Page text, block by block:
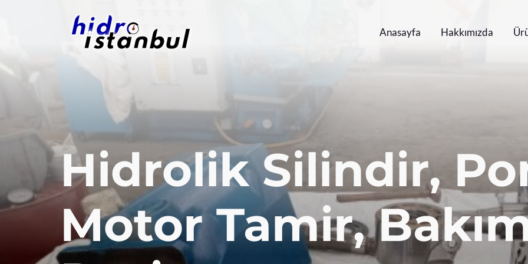
Anasayfa Hakkımızda
Hidrolik Silindir,
Motor Tamir,